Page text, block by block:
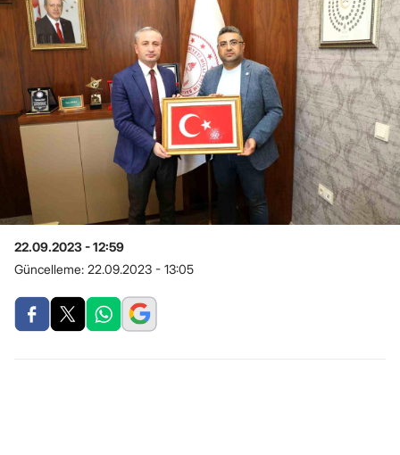
22.09.2023 - 12:59
Güncelleme: 22.09.2023 - 13:05